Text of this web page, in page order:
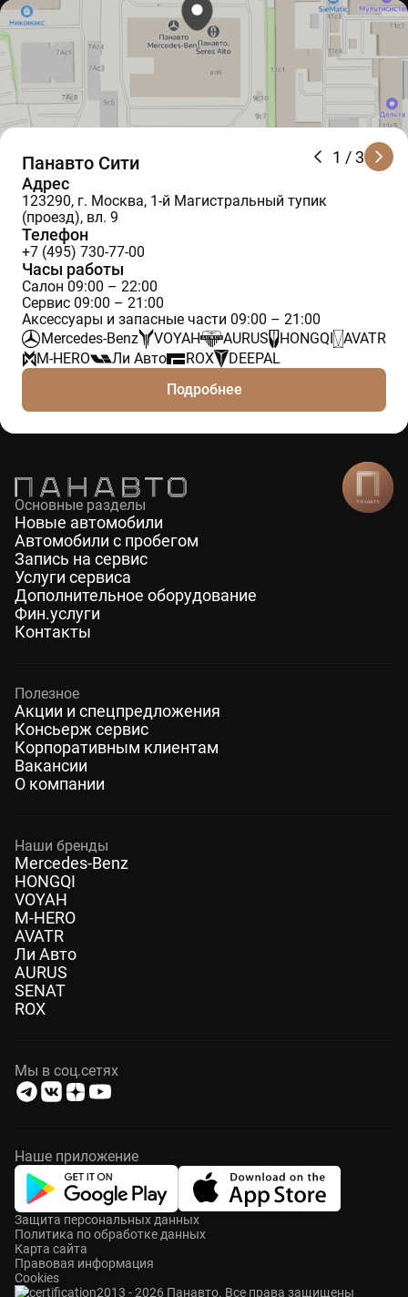
1 / 3
Панавто Сити
Адрес
123290, г. Москва, 1-й Магистральный тупик
(проезд), вл. 9
Телефон
+7 (495) 730-77-00
Часы работы
Салон 09:00 – 22:00
Сервис 09:00 – 21:00
Аксессуары и запасные части 09:00 – 21:00
Mercedes-Benz
VOYAH AURUS HONGQI
AVATR
M-HERO
Ли Авто ROX
DEEPAL
Подробнее
Основные разделы
Новые автомобили
Автомобили с пробегом
Запись на сервис
Услуги сервиса
Дополнительное оборудование
Фин.услуги
Контакты
Полезное
Акции и спецпредложения
Консьерж сервис
Корпоративным клиентам
Вакансии
О компании
Наши бренды
Mercedes-Benz
HONGQI
VOYAH
M-HERO
AVATR
Ли Авто
AURUS
SENAT
ROX
Мы в соц.сетях
Наше приложение
2013 - 2026 Панавто. Все права защищены
Защита персональных данных
Политика по обработке данных
Карта сайта
Правовая информация
Cookies